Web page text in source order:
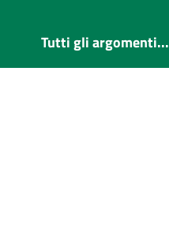
Tutti gli argomenti...